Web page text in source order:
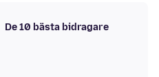
De 10 bästa bidragare